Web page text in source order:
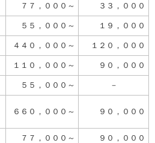
７７，０００～ ３３，０００
５５，０００～ １９，０００
４４０，０００～ １２０，０００
１１０，０００～ ９０，０００
５５，０００～ －
６６０，０００～ ９０，０００
７７，０００～ ９０，０００